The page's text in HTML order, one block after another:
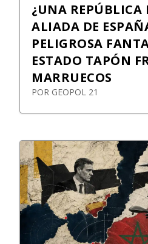
¿UNA REPÚBLICA
ALIADA DE
PELIGROSA
ESTADO TAPÓN
MARRUECOS
POR GEOPOL 21